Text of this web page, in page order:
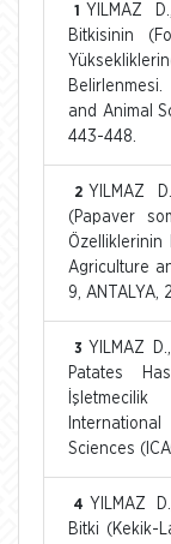
1
YILMAZ
Bitkisinin
and Animal
443-448.
2 YILMAZ
(Papaver
Özelliklerinin
Agriculture
9, ANTALYA,
3 YILMAZ
Patates
Sciences
4 YILMAZ
Bitki (Kekik-